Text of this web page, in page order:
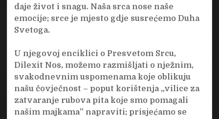
daje život i snagu. Naša srca nose naše
emocije; srce je mjesto gdje susrećemo Duha
Svetoga.
U njegovoj enciklici o Presvetom Srcu,
Dilexit Nos, možemo razmišljati o nježnim,
svakodnevnim uspomenama koje oblikuju
našu čovječnost – poput korištenja „vilice za
zatvaranje rubova pita koje smo pomagali
našim majkama” napraviti; prisjećamo se